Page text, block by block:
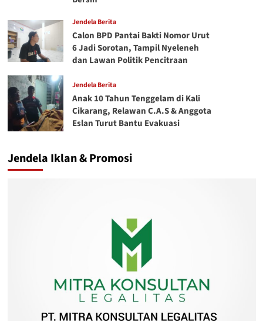
Jendela Berita
Calon BPD Pantai Bakti Nomor Urut
6 Jadi Sorotan, Tampil Nyeleneh
dan Lawan Politik Pencitraan
Jendela Berita
Anak 10 Tahun Tenggelam di Kali
Cikarang, Relawan C.A.S & Anggota
Eslan Turut Bantu Evakuasi
Jendela Iklan & Promosi